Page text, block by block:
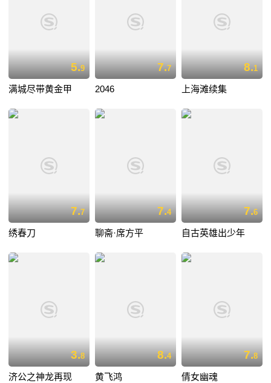
5.9
满城尽带黄金甲
7.7
2046
8.1
上海滩续集
7.7
绣春刀
7.4
聊斋·席方平
7.6
自古英雄出少年
3.8
济公之神龙再现
8.4
黄飞鸿
7.8
倩女幽魂